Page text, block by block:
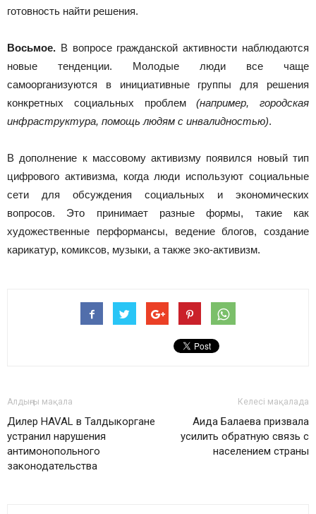
готовность найти решения.
Восьмое. В вопросе гражданской активности наблюдаются
новые тенденции. Молодые люди все чаще
самоорганизуются в инициативные группы для решения
конкретных социальных проблем(например, городская
инфраструктура, помощь людям с инвалидностью).
В дополнение к массовому активизму появился новый тип
цифрового активизма, когда люди используют социальные
сети для обсуждения социальных и экономических
вопросов. Это принимает разные формы, такие как
художественные перформансы, ведение блогов, создание
карикатур, комиксов, музыки, а также эко-активизм.
Алдыңғы мақала
Дилер HAVAL в Талдыкоргане
устранил нарушения
антимонопольного
законодательства
Келесі мақалада
Аида Балаева призвала
усилить обратную связь с
населением страны